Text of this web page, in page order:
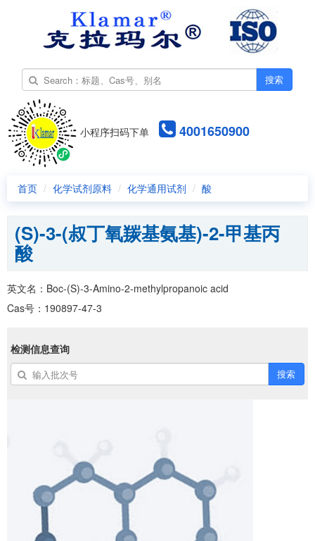
搜索
小程序扫码下单 4001650900
首页 化学试剂原料 化学通用试剂 酸
(S)-3-(叔丁氧羰基氨基)-2-甲基丙
酸
英文名：Boc-(S)-3-Amino-2-methylpropanoic acid
Cas号：190897-47-3
检测信息查询
搜索